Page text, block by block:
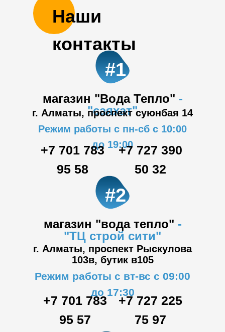
Наши
контакты
магазин "Вода Тепло" -
"саяхат"
#1
г. Алматы, проспект суюнбая 14
магазин "вода тепло" -
"ТЦ строй сити"
г. Алматы, проспект Рыскулова
103в, бутик в105
Режим работы с пн-сб с 10:00
до 19:00
Режим работы с вт-вс с 09:00
до 17:30
+7 701 783
95 58
+7 701 783
95 57
+7 727 225
75 97
#2
+7 727 390
50 32